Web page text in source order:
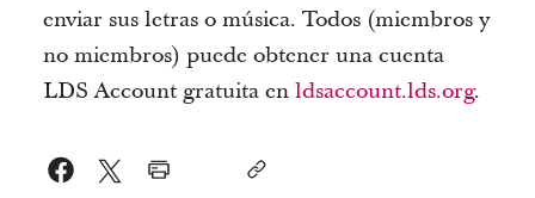
enviar sus letras o música. Todos (miembros y
no miembros) puede obtener una cuenta
LDS Account gratuita en ldsaccount.lds.org.